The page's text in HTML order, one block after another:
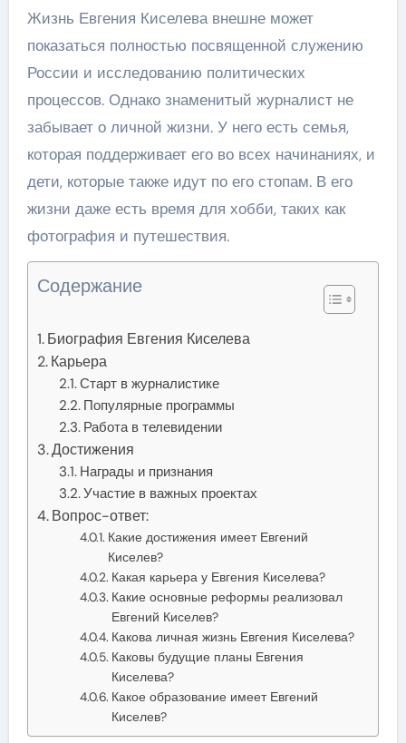
Жизнь Евгения Киселева внешне может
показаться полностью посвященной служению
России и исследованию политических
процессов. Однако знаменитый журналист не
забывает о личной жизни. У него есть семья,
которая поддерживает его во всех начинаниях, и
дети, которые также идут по его стопам. В его
жизни даже есть время для хобби, таких как
фотография и путешествия.
Содержание
Биография Евгения Киселева
Карьера
Старт в журналистике
Популярные программы
Работа в телевидении
Достижения
Награды и признания
Участие в важных проектах
Вопрос-ответ:
Какие достижения имеет Евгений
Киселев?
Какая карьера у Евгения Киселева?
Какие основные реформы реализовал
Евгений Киселев?
Какова личная жизнь Евгения Киселева?
Каковы будущие планы Евгения
Киселева?
Какое образование имеет Евгений
Киселев?